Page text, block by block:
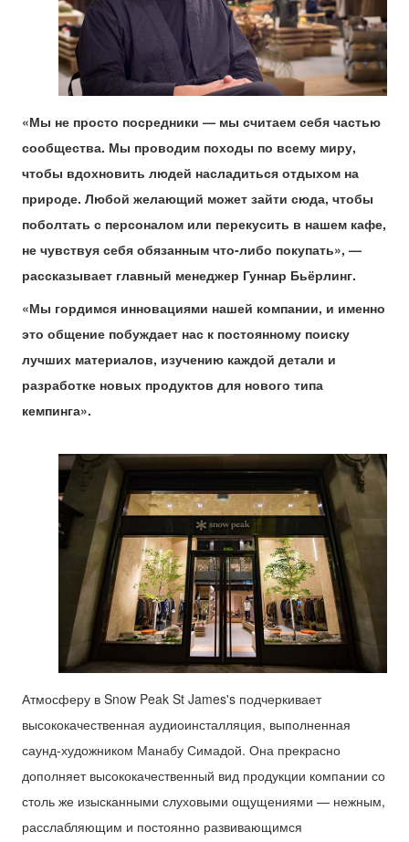
«Мы не просто посредники — мы считаем себя частью
сообщества. Мы проводим походы по всему миру,
чтобы вдохновить людей насладиться отдыхом на
природе. Любой желающий может зайти сюда, чтобы
поболтать с персоналом или перекусить в нашем кафе,
не чувствуя себя обязанным что-либо покупать», —
рассказывает главный менеджер Гуннар Бьёрлинг.
«Мы гордимся инновациями нашей компании, и именно
это общение побуждает нас к постоянному поиску
лучших материалов, изучению каждой детали и
разработке новых продуктов для нового типа
кемпинга».
Атмосферу в Snow Peak St James's подчеркивает
высококачественная аудиоинсталляция, выполненная
саунд-художником Манабу Симадой. Она прекрасно
дополняет высококачественный вид продукции компании со
столь же изысканными слуховыми ощущениями — нежным,
расслабляющим и постоянно развивающимся